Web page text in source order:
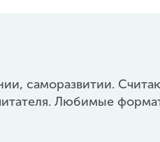
саморазвитии.
Любимые